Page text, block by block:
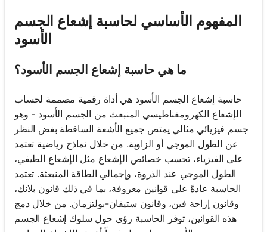
المفهوم الأساسي لحاسبة إشعاع الجسم
الأسود
ما هي حاسبة إشعاع الجسم الأسود؟
حاسبة إشعاع الجسم الأسود هي أداة رقمية مصممة لحساب
الإشعاع الكهرومغناطيسي المنبعث من الجسم الأسود - وهو
جسم فيزيائي مثالي يمتص جميع الأشعة الساقطة بغض النظر
عن الطول الموجي أو الزاوية. من خلال نماذج رياضية تعتمد
على الفيزياء، تحسب خصائص الإشعاع مثل الإشعاع الطيفي،
الطول الموجي عند الذروة، وإجمالي الطاقة المنبعثة. تعتمد
الحاسبة عادةً على قوانين معروفة، بما في ذلك قانون بلانك،
وقانون إزاحة فين، وقانون ستيفان-بولتزمان. من خلال دمج
هذه القوانين، توفر الحاسبة رؤى حول سلوك إشعاع الجسم